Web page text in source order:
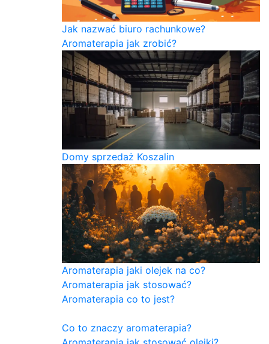
Jak nazwać biuro rachunkowe?
Aromaterapia jak zrobić?
Domy sprzedaż Koszalin
Aromaterapia jaki olejek na co?
Aromaterapia jak stosować?
Aromaterapia co to jest?
Co to znaczy aromaterapia?